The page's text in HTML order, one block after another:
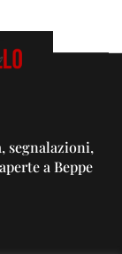
segnalazioni,
a Beppe